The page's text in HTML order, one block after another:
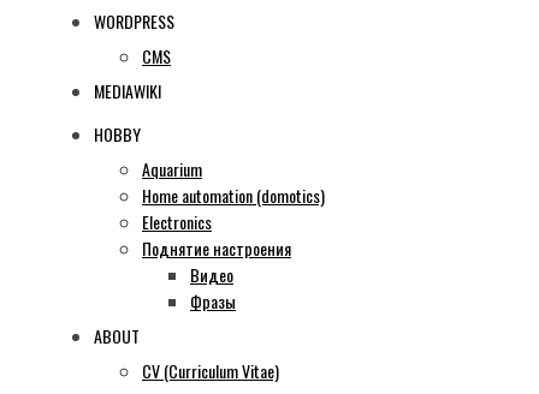
WORDPRESS
CMS
MEDIAWIKI
HOBBY
Aquarium
Home automation (domotics)
Electronics
Поднятие настроения
Видео
Фразы
ABOUT
CV (Curriculum Vitae)